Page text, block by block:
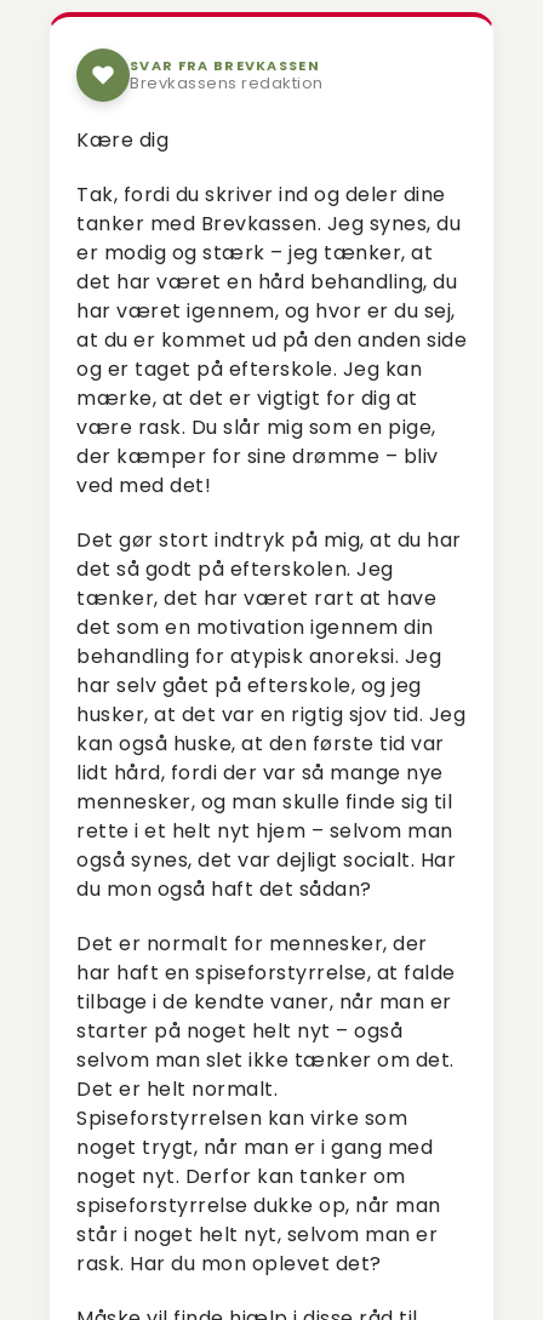
SVAR FRA BREVKASSEN
Brevkassens redaktion
Kære dig
Tak, fordi du skriver ind og deler dine
tanker med Brevkassen. Jeg synes, du
er modig og stærk – jeg tænker, at
det har været en hård behandling, du
har været igennem, og hvor er du sej,
at du er kommet ud på den anden side
og er taget på efterskole. Jeg kan
mærke, at det er vigtigt for dig at
være rask. Du slår mig som en pige,
der kæmper for sine drømme – bliv
ved med det!
Det gør stort indtryk på mig, at du har
det så godt på efterskolen. Jeg
tænker, det har været rart at have
det som en motivation igennem din
behandling for atypisk anoreksi. Jeg
har selv gået på efterskole, og jeg
husker, at det var en rigtig sjov tid. Jeg
kan også huske, at den første tid var
lidt hård, fordi der var så mange nye
mennesker, og man skulle finde sig til
rette i et helt nyt hjem – selvom man
også synes, det var dejligt socialt. Har
du mon også haft det sådan?
Det er normalt for mennesker, der
har haft en spiseforstyrrelse, at falde
tilbage i de kendte vaner, når man er
starter på noget helt nyt – også
selvom man slet ikke tænker om det.
Det er helt normalt.
Spiseforstyrrelsen kan virke som
noget trygt, når man er i gang med
noget nyt. Derfor kan tanker om
spiseforstyrrelse dukke op, når man
står i noget helt nyt, selvom man er
rask. Har du mon oplevet det?